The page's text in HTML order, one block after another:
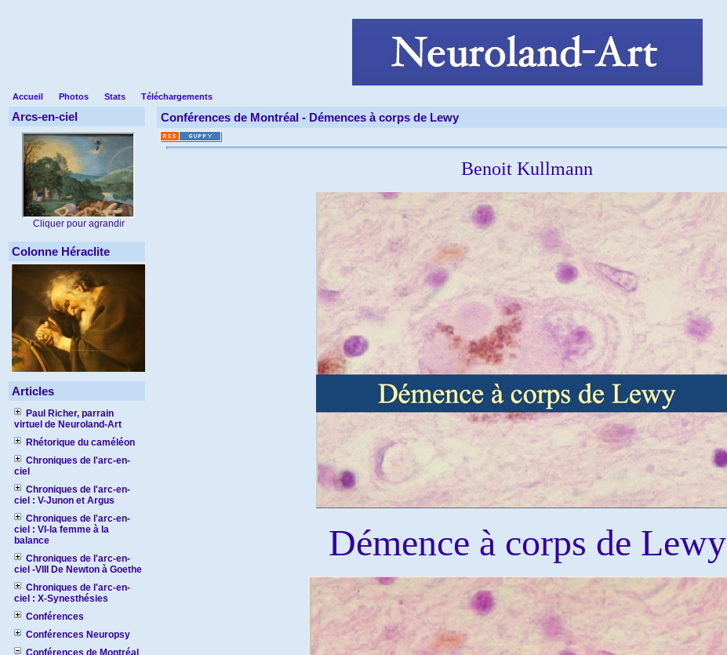
Accueil Photos Stats Téléchargements
Arcs-en-ciel
Cliquer pour agrandir
Colonne Héraclite
Articles
Paul Richer, parrain
virtuel de Neuroland-Art
Rhétorique du caméléon
Chroniques de l'arc-en-
ciel
Chroniques de l'arc-en-
ciel : V-Junon et Argus
Chroniques de l'arc-en-
ciel : VI-la femme à la
balance
Chroniques de l'arc-en-
ciel -VIII De Newton à Goethe
Chroniques de l'arc-en-
ciel : X-Synesthésies
Conférences
Conférences Neuropsy
Conférences de Montréal
Conférences de Montréal - Démences à corps de Lewy
Benoit Kullmann
Démence à corps de Lewy